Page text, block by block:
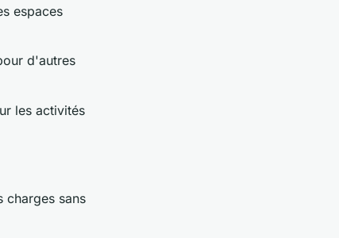
espaces
d'autres
les activités
charges sans